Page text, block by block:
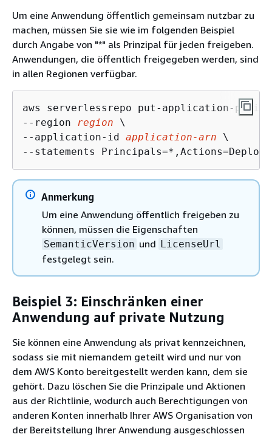
Um eine Anwendung öffentlich gemeinsam nutzbar zu
machen, müssen Sie sie wie im folgenden Beispiel
durch Angabe von "*" als Prinzipal für jeden freigeben.
Anwendungen, die öffentlich freigegeben werden, sind
in allen Regionen verfügbar.
aws serverlessrepo put-application-
--region region \
--application-id application-arn \
--statements Principals=*,Actions=Deploy
Anmerkung
Um eine Anwendung öffentlich freigeben zu
können, müssen die Eigenschaften
SemanticVersion und LicenseUrl
festgelegt sein.
Beispiel 3: Einschränken einer
Anwendung auf private Nutzung
Sie können eine Anwendung als privat kennzeichnen,
sodass sie mit niemandem geteilt wird und nur von
dem AWS Konto bereitgestellt werden kann, dem sie
gehört. Dazu löschen Sie die Prinzipale und Aktionen
aus der Richtlinie, wodurch auch Berechtigungen von
anderen Konten innerhalb Ihrer AWS Organisation von
der Bereitstellung Ihrer Anwendung ausgeschlossen